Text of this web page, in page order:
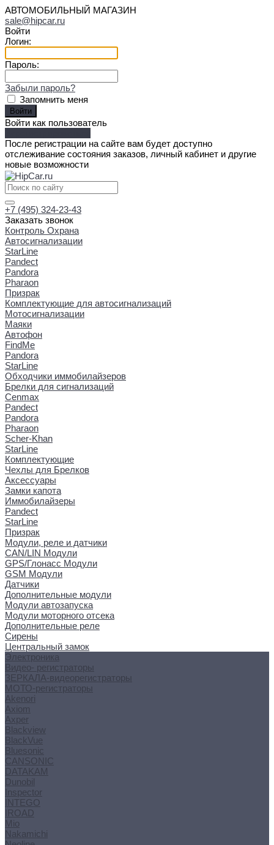
АВТОМОБИЛЬНЫЙ МАГАЗИН
sale@hipcar.ru
Войти
Логин:
Пароль:
Забыли пароль?
Запомнить меня
Войти как пользователь
После регистрации на сайте вам будет доступно
отслеживание состояния заказов, личный кабинет и другие
новые возможности
+7 (495) 324-23-43
Заказать звонок
Контроль Охрана
Автосигнализации
StarLine
Pandect
Pandora
Pharaon
Призрак
Комплектующие для автосигнализаций
Мотосигнализации
Маяки
Автофон
FindMe
Pandora
StarLine
Обходчики иммобилайзеров
Брелки для сигнализаций
Cenmax
Pandect
Pandora
Pharaon
Scher-Khan
StarLine
Комплектующие
Чехлы для Брелков
Аксессуары
Замки капота
Иммобилайзеры
Pandect
StarLine
Призрак
Модули, реле и датчики
CAN/LIN Модули
GPS/Глонасс Модули
GSM Модули
Датчики
Дополнительные модули
Модули автозапуска
Модули моторного отсека
Дополнительные реле
Сирены
Центральный замок
Электроника
Видео- регистраторы
ЗЕРКАЛА-видеорегистраторы
МОТО-регистраторы
Akenori
Axiom
Axper
Blackview
BlackVue
Bluesonic
CANSONIC
DATAKAM
Dunobil
Inspector
INTEGO
IROAD
Mio
Nakamichi